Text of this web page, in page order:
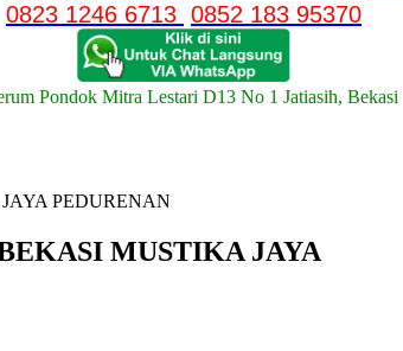
0823 1246 6713 0852 183 95370
Pondok Mitra Lestari D13 No 1 Jatiasih, Bekasi
PEDURENAN
MUSTIKA JAYA